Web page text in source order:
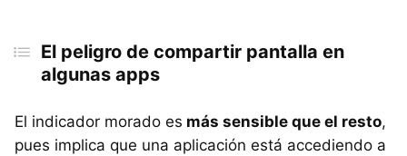
El peligro de compartir pantalla en
algunas apps
El indicador morado es más sensible que el resto,
pues implica que una aplicación está accediendo a